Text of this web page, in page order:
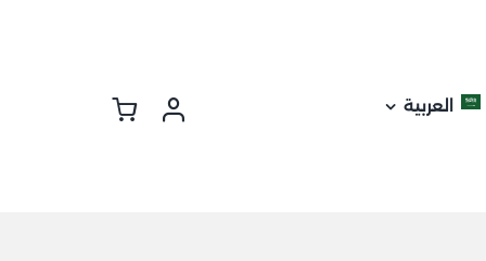
العربية